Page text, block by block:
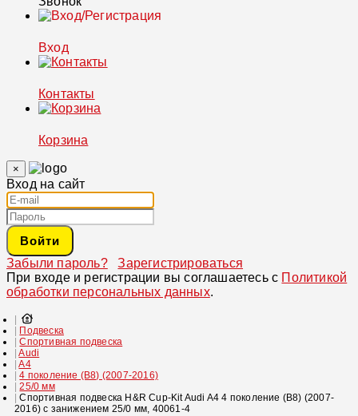
Вход
Контакты
Корзина
×
Вход на сайт
Войти
Забыли пароль?
Зарегистрироваться
При входе и регистрации вы соглашаетесь с Политикой
обработки персональных данных.
Подвеска
Спортивная подвеска
Audi
A4
4 поколение (B8) (2007-2016)
25/0 мм
Спортивная подвеска H&R Cup-Kit Audi A4 4 поколение (B8) (2007-
2016) с занижением 25/0 мм, 40061-4